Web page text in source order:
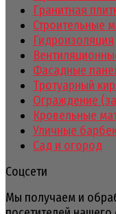
Гранитная
Строительные
Гидроизоляция
Фасадные
Тротуарный
Ограждение
Кровельные
Уличные
Сад и огород
Соцсети
Мы получаем и